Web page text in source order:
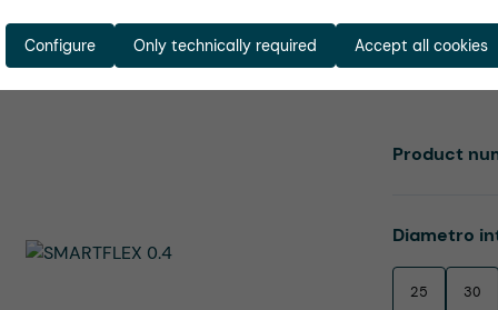
Select
Diametro
25 30
Product
Only technically required
Configure Accept all cookies